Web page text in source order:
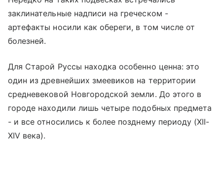
заклинательные надписи на греческом -
артефакты носили как обереги, в том числе от
болезней.
Для Старой Руссы находка особенно ценна: это
один из древнейших змеевиков на территории
средневековой Новгородской земли. До этого в
городе находили лишь четыре подобных предмета
- и все относились к более позднему периоду (XII-
XIV века).